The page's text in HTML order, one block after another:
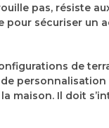
pas, résiste
sécuriser un
de
maison. Il doit